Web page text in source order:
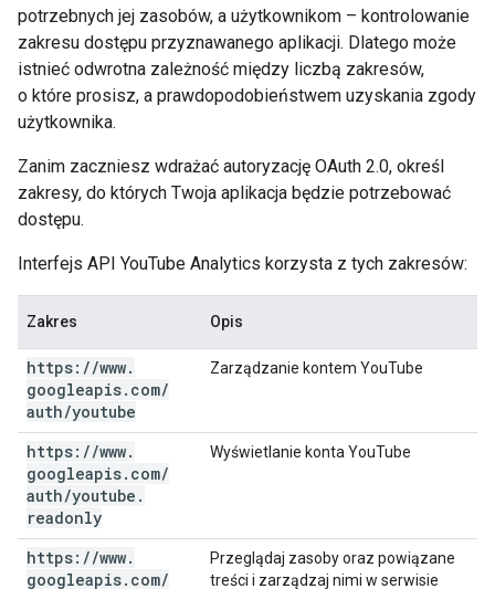
potrzebnych jej zasobów, a użytkownikom – kontrolowanie
zakresu dostępu przyznawanego aplikacji. Dlatego może
istnieć odwrotna zależność między liczbą zakresów,
o które prosisz, a prawdopodobieństwem uzyskania zgody
użytkownika.
Zanim zaczniesz wdrażać autoryzację OAuth 2.0, określ
zakresy, do których Twoja aplikacja będzie potrzebować
dostępu.
Interfejs API YouTube Analytics korzysta z tych zakresów:
Zakres Opis
https: //www.
googleapis. com/
auth/youtube
Zarządzanie kontem YouTube
https: //www.
googleapis. com/
auth/youtube .
readonly
Wyświetlanie konta YouTube
https: //www.
googleapis. com/
Przeglądaj zasoby oraz powiązane
treści i zarządzaj nimi w serwisie